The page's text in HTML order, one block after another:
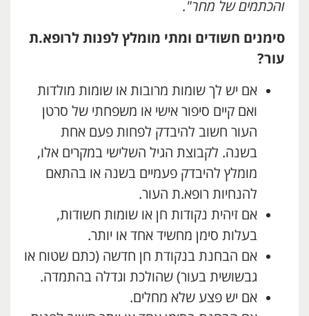
והכתמים של מחר".
סימנים חשודים ומתי מומלץ לפנות לרופא.ת
עור?
אם יש לך שומות מרובות או שומות מולדות
ואם קיים סיפור אישי או משפחתי של סרטן
העור חשוב להיבדק לפחות פעם אחת
בשנה. לקבוצת הגיל השלישי במקרים אלו,
מומלץ להיבדק פעמיים בשנה או בהתאם
להנחיות רופא.ת העור.
אם זיהית נקודות חן או שומות חשודות,
בעלות סימן מחשיד אחד או יותר.
אם הבחנת בנקודת חן חדשה (כתם שטוח או
גבשושית בעור) שהולכת וגדלה בהתמדה.
אם יש פצע שלא מחלים.